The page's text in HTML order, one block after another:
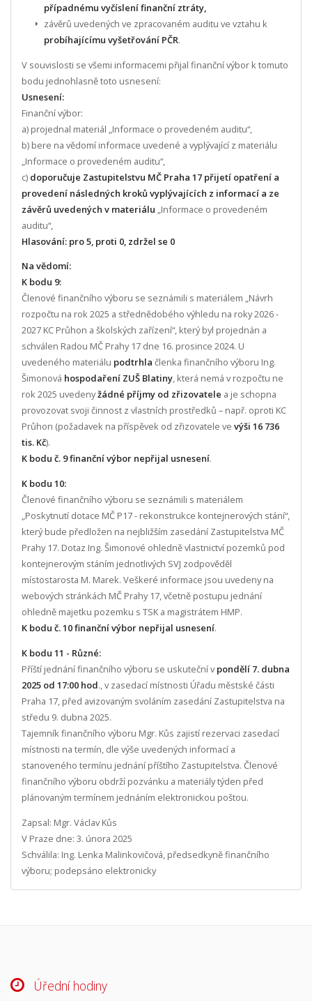
případnému vyčíslení finanční ztráty,
závěrů uvedených ve zpracovaném auditu ve vztahu k
probíhajícímu vyšetřování PČR.
V souvislosti se všemi informacemi přijal finanční výbor k tomuto
bodu jednohlasně toto usnesení:
Usnesení:
Finanční výbor:
a) projednal materiál „Informace o provedeném auditu“,
b) bere na vědomí informace uvedené a vyplývající z materiálu
„Informace o provedeném auditu“,
c) doporučuje Zastupitelstvu MČ Praha 17 přijetí opatření a
provedení následných kroků vyplývajících z informací a ze
závěrů uvedených v materiálu „Informace o provedeném
auditu“,
Hlasování: pro 5, proti 0, zdržel se 0
Na vědomí:
K bodu 9:
Členové finančního výboru se seznámili s materiálem „Návrh
rozpočtu na rok 2025 a střednědobého výhledu na roky 2026 -
2027 KC Průhon a školských zařízení“, který byl projednán a
schválen Radou MČ Prahy 17 dne 16. prosince 2024. U
uvedeného materiálu podtrhla členka finančního výboru Ing.
Šimonová hospodaření ZUŠ Blatiny, která nemá v rozpočtu ne
rok 2025 uvedenyžádné příjmy od zřizovatele a je schopna
provozovat svoji činnost z vlastních prostředků – např. oproti KC
Průhon (požadavek na příspěvek od zřizovatele ve výši 16 736
tis. Kč).
K bodu č. 9 finanční výbor nepřijal usnesení.
K bodu 10:
Členové finančního výboru se seznámili s materiálem
„Poskytnutí dotace MČ P17 - rekonstrukce kontejnerových stání“,
který bude předložen na nejbližším zasedání Zastupitelstva MČ
Prahy 17. Dotaz Ing. Šimonové ohledně vlastnictví pozemků pod
kontejnerovým stáním jednotlivých SVJ zodpověděl
místostarosta M. Marek. Veškeré informace jsou uvedeny na
webových stránkách MČ Prahy 17, včetně postupu jednání
ohledně majetku pozemku s TSK a magistrátem HMP.
K bodu č. 10 finanční výbor nepřijal usnesení.
K bodu 11 - Různé:
Příští jednání finančního výboru se uskuteční vpondělí 7. dubna
2025 od 17:00 hod., v zasedací místnosti Úřadu městské části
Praha 17, před avizovaným svoláním zasedání Zastupitelstva na
středu 9. dubna 2025.
Tajemník finančního výboru Mgr. Kůs zajistí rezervaci zasedací
místnosti na termín, dle výše uvedených informací a
stanoveného termínu jednání příštího Zastupitelstva. Členové
finančního výboru obdrží pozvánku a materiály týden před
plánovaným termínem jednáním elektronickou poštou.
Zapsal: Mgr. Václav Kůs
V Praze dne: 3. února 2025
Schválila: Ing. Lenka Malinkovičová, předsedkyně finančního
výboru; podepsáno elektronicky
Úřední hodiny